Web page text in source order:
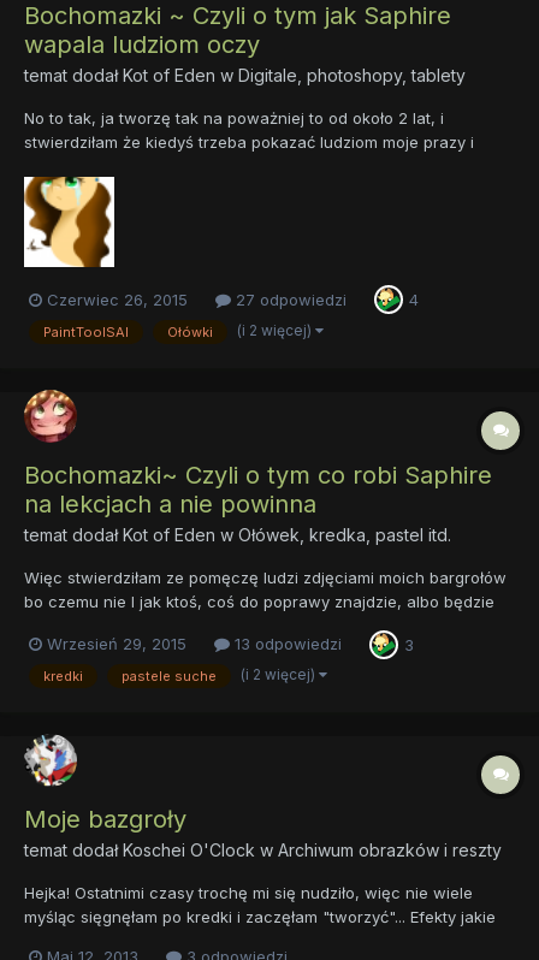
Bochomazki ~ Czyli o tym jak Saphire
wapala ludziom oczy
temat dodałKot of Eden w Digitale, photoshopy, tablety
No to tak, ja tworzę tak na poważniej to od około 2 lat, i
stwierdziłam że kiedyś trzeba pokazać ludziom moje prazy i
swoją drogą mam sporo)
Czerwiec 26, 2015 27 odpowiedzi 4
PaintToolSAI Ołówki (i 2 więcej)
Bochomazki~ Czyli o tym co robi Saphire
na lekcjach a nie powinna
temat dodałKot of Eden w Ołówek, kredka, pastel itd.
Więc stwierdziłam ze pomęczę ludzi zdjęciami moich bargrołów
bo czemu nie I jak ktoś, coś do poprawy znajdzie, albo będzie
Kratka bo Podstawy Przedsiębiorczości Enjoy
Wrzesień 29, 2015 13 odpowiedzi 3
kredki pastele suche (i 2 więcej)
Moje bazgroły
temat dodałKoschei O'Clock w Archiwum obrazków i reszty
Hejka! Ostatnimi czasy trochę mi się nudziło, więc nie wiele
myśląc sięgnęłam po kredki i zaczęłam "tworzyć"... Efekty jakie